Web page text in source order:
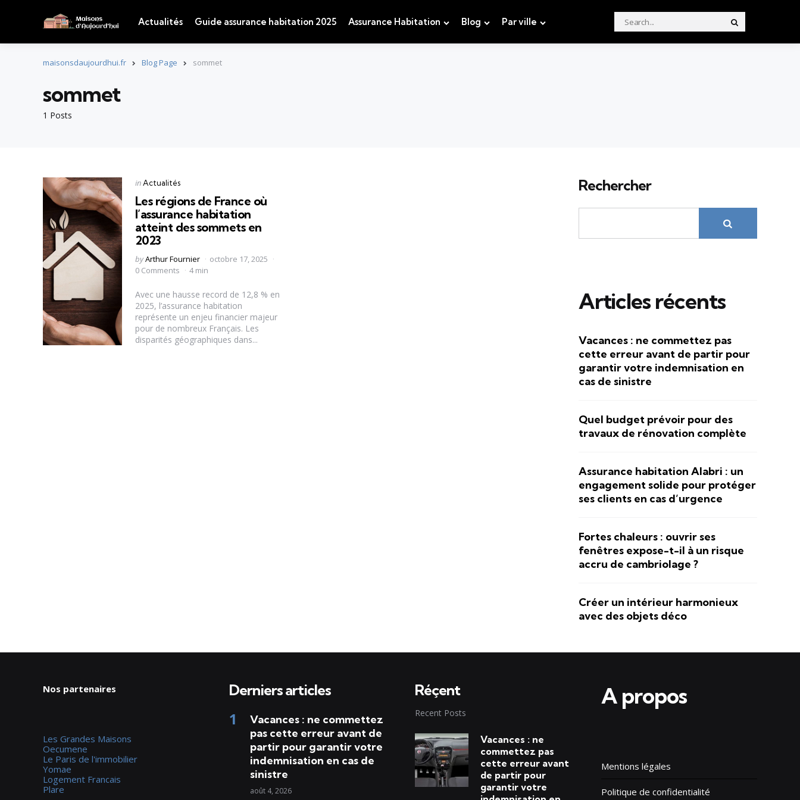
Actualités Guide assurance habitation 2025 Assurance Habitation Blog Par ville
Search
for:
maisonsdaujourdhui.fr Blog Page sommet
1 Posts
sommet
Categories
Posted
in Actualités
Les régions de France où
l’assurance habitation
atteint des sommets en
2023
Posted
by
byArthur Fournier
octobre 17, 2025
0 Comments
4 min
Avec une hausse record de 12,8 % en
2025, l’assurance habitation
représente un enjeu financier majeur
pour de nombreux Français. Les
disparités géographiques dans...
Rechercher
Articles récents
Vacances : ne commettez pas
cette erreur avant de partir pour
garantir votre indemnisation en
cas de sinistre
Quel budget prévoir pour des
travaux de rénovation complète
Assurance habitation Alabri : un
engagement solide pour protéger
ses clients en cas d’urgence
Fortes chaleurs : ouvrir ses
fenêtres expose-t-il à un risque
accru de cambriolage ?
Créer un intérieur harmonieux
avec des objets déco
Nos partenaires
Les Grandes Maisons
Oecumene
Le Paris de l'immobilier
Yomae
Logement Francais
Plare
Derniers articles
Vacances : ne commettez
pas cette erreur avant de
partir pour garantir votre
indemnisation en cas de
sinistre
août 4, 2026
Réçent
Recent Posts
Vacances : ne
commettez pas
cette erreur avant
de partir pour
garantir votre
A propos
Mentions légales
Politique de confidentialité